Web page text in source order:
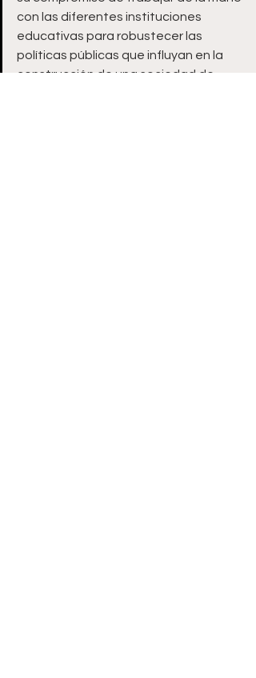
con las diferentes instituciones
educativas para robustecer las
políticas públicas que influyan en la
construcción de una sociedad de